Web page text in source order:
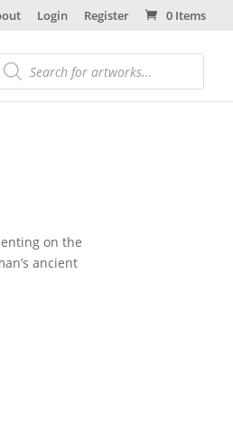
Login Register 0 Items
on the
ancient